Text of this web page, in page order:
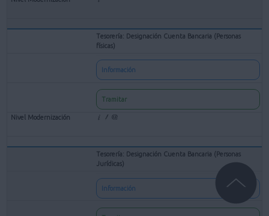
Tesorería: Designación Cuenta Bancaria (Personas
físicas)
Información
Tramitar
Tesorería: Designación Cuenta Bancaria (Personas
Jurídicas)
Información